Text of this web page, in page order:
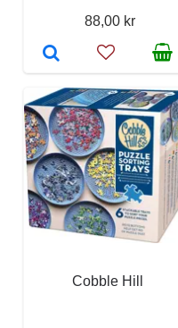
88,00 kr
Cobble Hill